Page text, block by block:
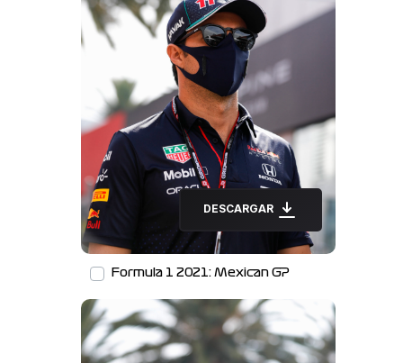
DESCARGAR
Formula 1 2021: Mexican GP